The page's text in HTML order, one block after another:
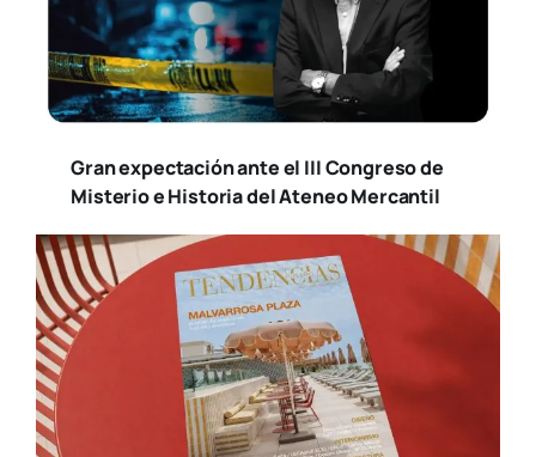
Gran expectación ante el III Congreso de
Misterio e Historia del Ateneo Mercantil